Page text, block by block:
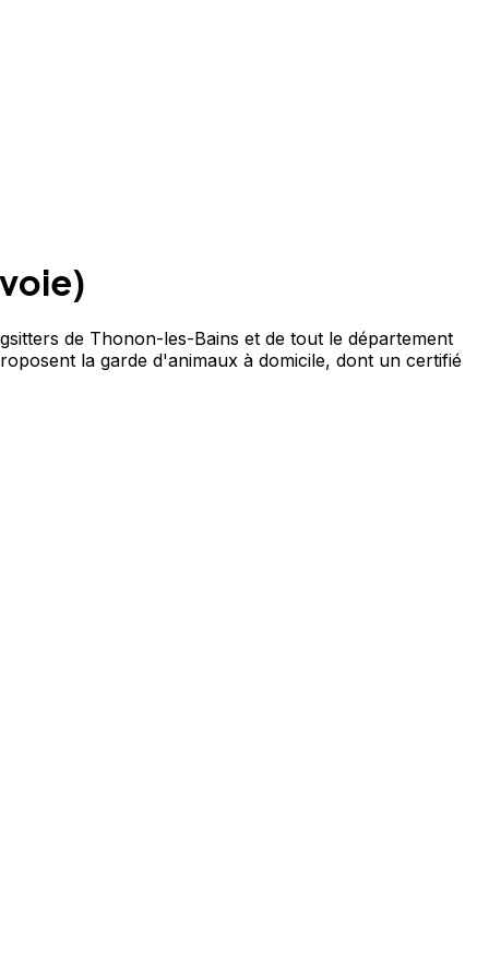
)
de Thonon-les-Bains et de tout le département
la garde d'animaux à domicile, dont un certifié